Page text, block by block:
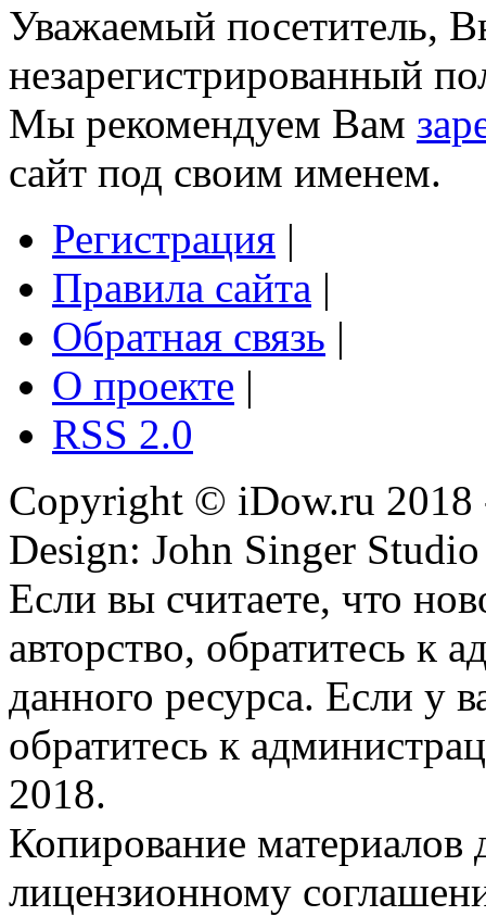
Уважаемый посетитель,
незарегистрированный
Мы рекомендуем Вам
сайт под своим именем.
Регистрация |
Правила сайта |
Обратная связь |
О проекте |
RSS 2.0
Copyright © iDow.ru 2018
Design: John Singer Studio
Если вы считаете, что
авторство, обратитесь к
данного ресурса. Если у
обратитесь к
2018.
Копирование материалов
лицензионному